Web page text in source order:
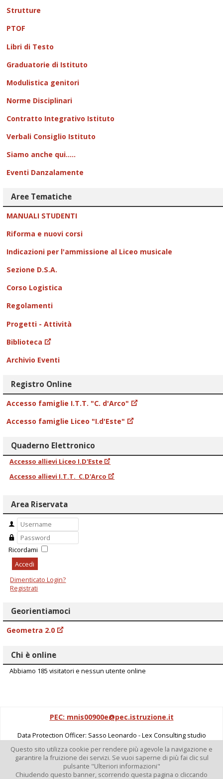
Strutture
PTOF
Libri di Testo
Graduatorie di Istituto
Modulistica genitori
Norme Disciplinari
Contratto Integrativo Istituto
Verbali Consiglio Istituto
Siamo anche qui.....
Eventi Danzalamente
Aree Tematiche
MANUALI STUDENTI
Riforma e nuovi corsi
Indicazioni per l'ammissione al Liceo musicale
Sezione D.S.A.
Corso Logistica
Regolamenti
Progetti - Attività
Biblioteca
Archivio Eventi
Registro Online
Accesso famiglie I.T.T. "C. d'Arco"
Accesso famiglie Liceo "I.d'Este"
Quaderno Elettronico
Accesso allievi Liceo I.D'Este
Accesso allievi I.T.T. C.D'Arco
Area Riservata
Ricordami
Accedi
Dimenticato Login?
Registrati
Georientiamoci
Geometra 2.0
Chi è online
Abbiamo 185 visitatori e nessun utente online
PEC: mnis00900e@pec.istruzione.it
Data Protection Officer: Sasso Leonardo - Lex Consulting studio
legale. Tel. 0376 1850649. e-mail: leonardo.sasso@lex-consulting.it -
PEC: leonardo.sasso@avvocatimantova.it
Questo sito utilizza cookie per rendere più agevole la navigazione e
garantire la fruizione dei servizi. Se vuoi saperne di più fai clic sul
pulsante "Ulteriori informazioni"
Chiudendo questo banner, scorrendo questa pagina o cliccando